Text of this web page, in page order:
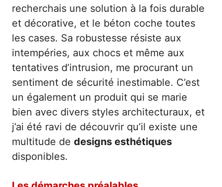
recherchais une solution à la fois durable
et décorative, et le béton coche toutes
les cases. Sa robustesse résiste aux
intempéries, aux chocs et même aux
tentatives d’intrusion, me procurant un
sentiment de sécurité inestimable. C’est
un également un produit qui se marie
bien avec divers styles architecturaux, et
j’ai été ravi de découvrir qu’il existe une
multitude de designs esthétiques
disponibles.